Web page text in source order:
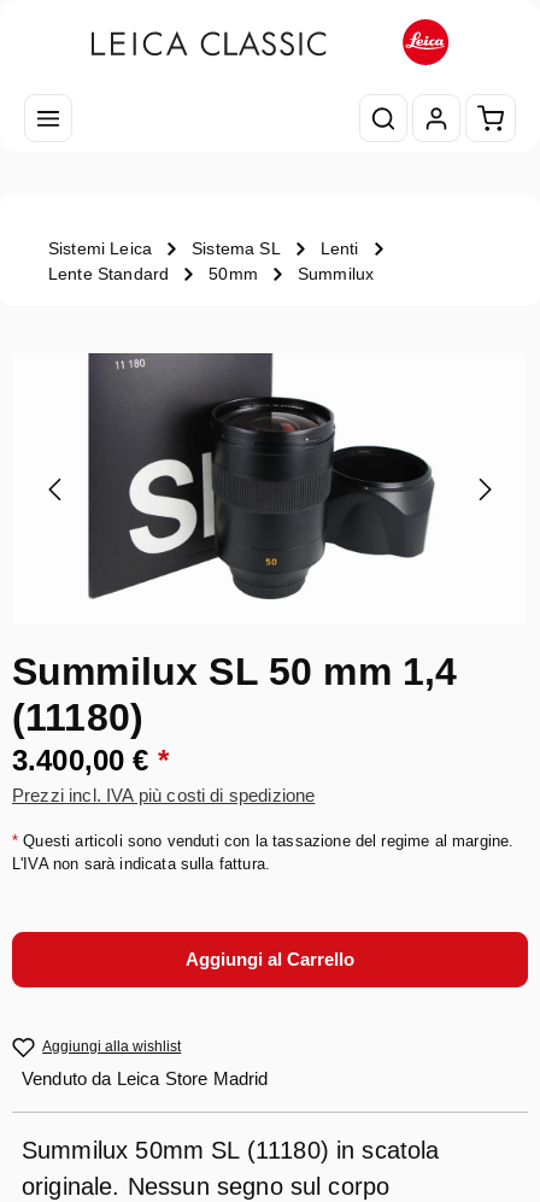
Il
Sistemi Leica Sistema SL
Lenti
Lente Standard
50mm Summilux
Salta la galleria di immagini
Summilux SL 50 mm 1,4
(11180)
3.400,00 € *
Prezzi incl. IVA più costi di spedizione
* Questi articoli sono venduti con la tassazione del regime al margine.
L'IVA non sarà indicata sulla fattura.
Aggiungi al Carrello
Aggiungi alla wishlist
Venduto da Leica Store Madrid
Summilux 50mm SL (11180) in scatola
originale. Nessun segno sul corpo